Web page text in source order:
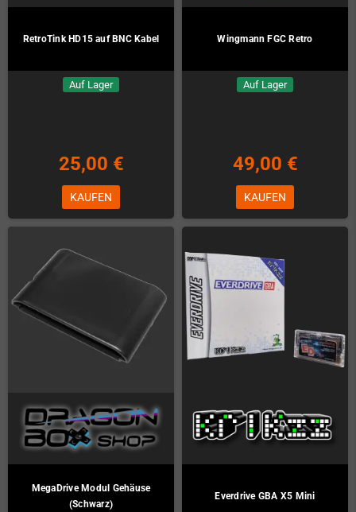
RetroTink HD15 auf BNC Kabel
Auf Lager
25,00 €
KAUFEN
Wingmann FGC Retro
Auf Lager
49,00 €
KAUFEN
MegaDrive Modul Gehäuse
(Schwarz)
Everdrive GBA X5 Mini